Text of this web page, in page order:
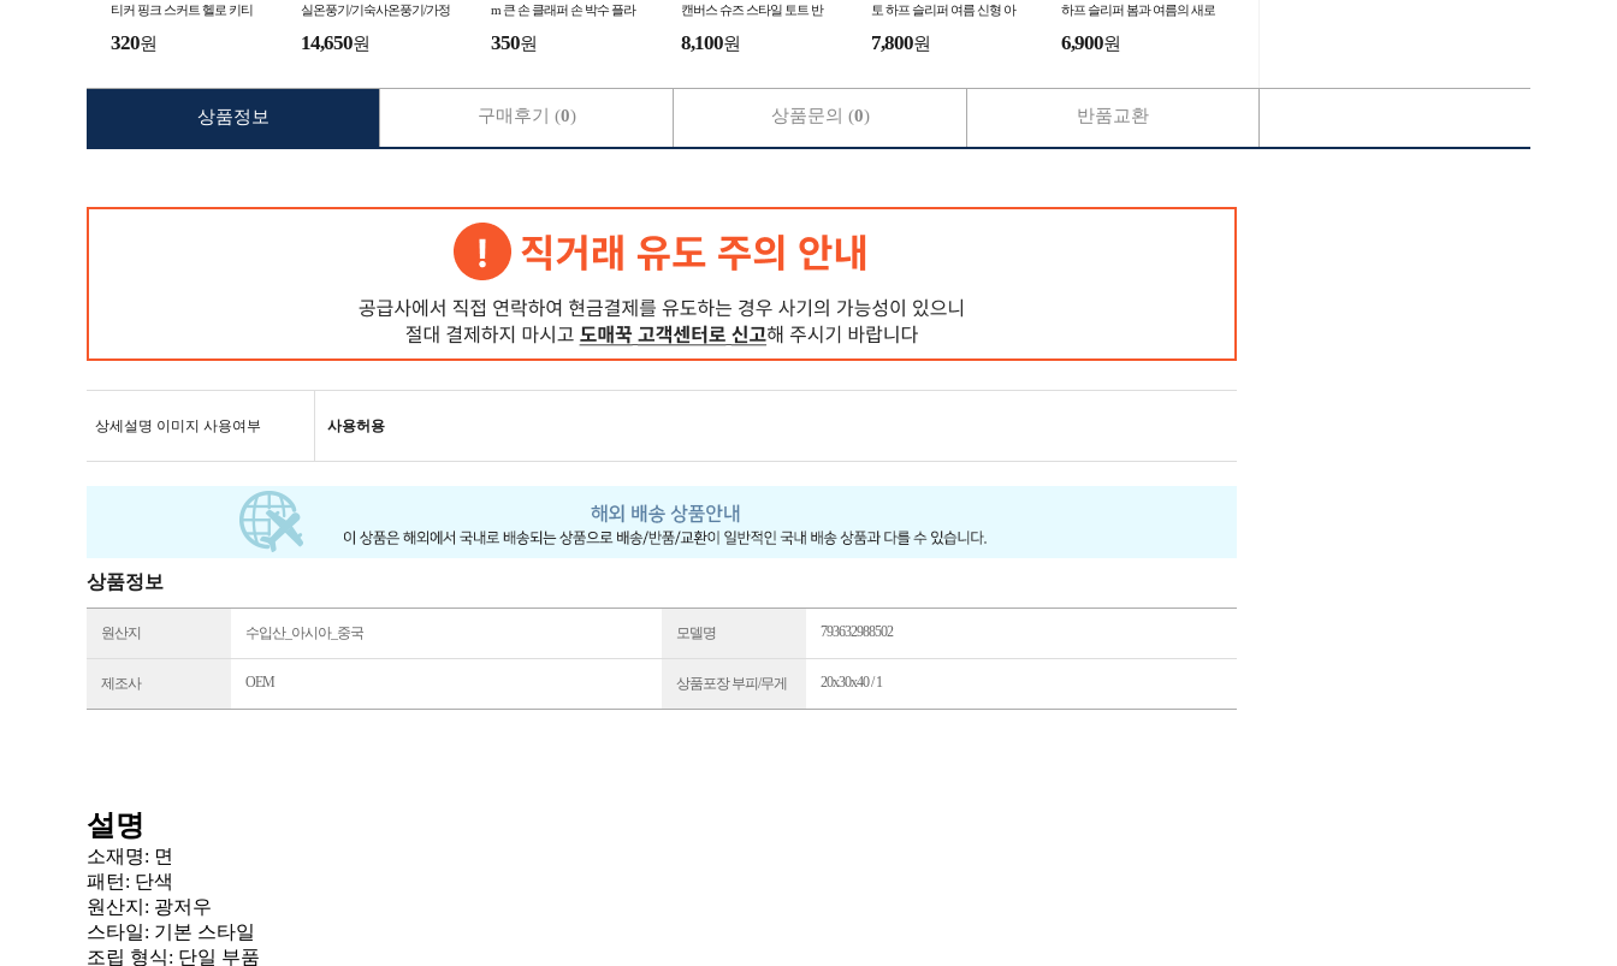
티커 핑크 스커트 헬로 키티
3D
320원
실온풍기/기숙사온풍기/가정
터/가정용히터
14,650원
m 큰 손 클래퍼 손 박수 플라
350원
캔버스 슈즈 스타일 토트 반
8,100원
토 하프 슬리퍼 여름 신형 아
힐
7,800원
하프 슬리퍼 봄과 여름의 새로
6,900원
상세설명 이미지 사용여부 사용허용
상품정보
원산지 수입산_아시아_중국 모델명 793632988502
제조사 OEM 상품포장 부피/무게 20x30x40 / 1
설명
소재명: 면
패턴 : 단색
원산지 : 광저우
스타일: 기본 스타일
조립 형식: 단일 부품
상품정보 구매후기 (0) 상품문의 (0) 반품교환